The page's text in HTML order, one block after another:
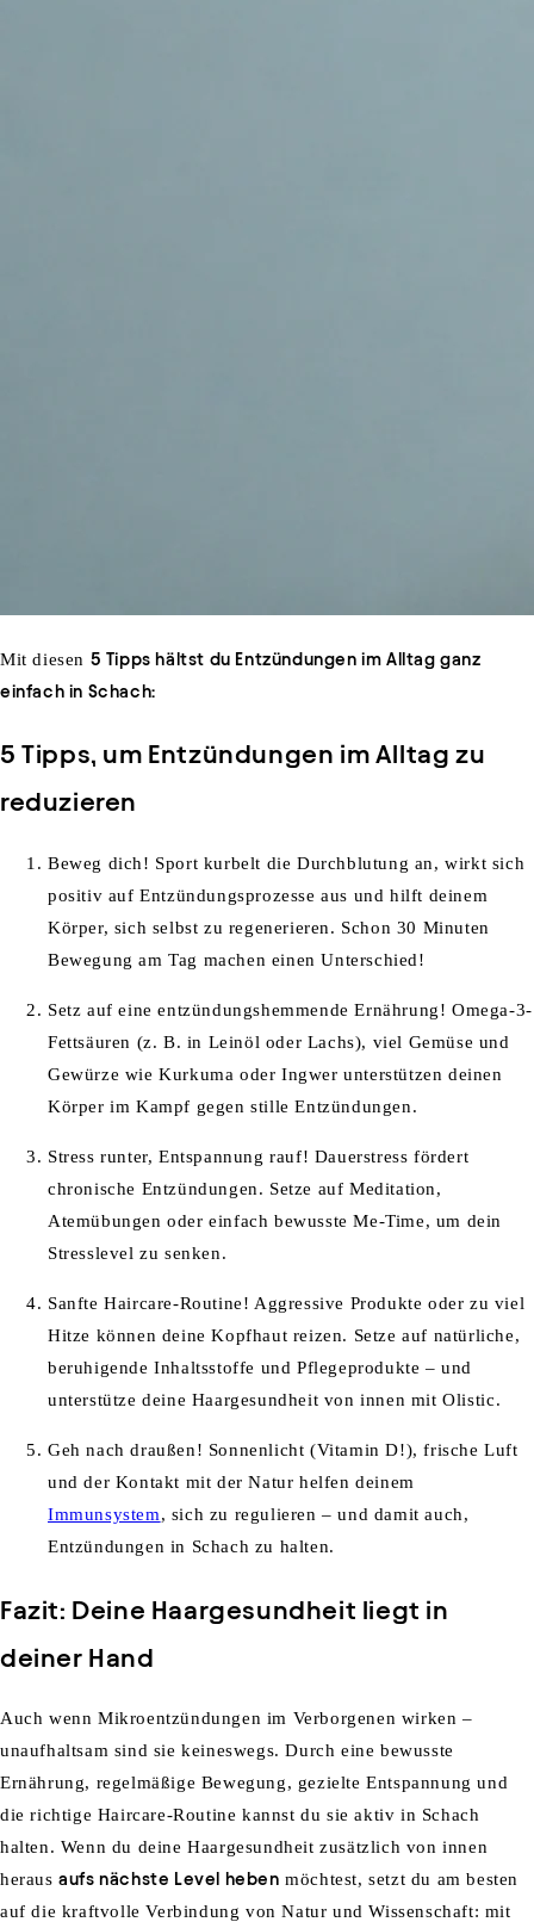
Mit diesen 5 Tipps hältst du Entzündungen im Alltag ganz
einfach in Schach:
5 Tipps, um Entzündungen im Alltag zu
reduzieren
Beweg dich! Sport kurbelt die Durchblutung an,wirkt sich
positiv auf Entzündungsprozesse aus und hilft deinem
Körper, sich selbst zu regenerieren. Schon 30 Minuten
Bewegung am Tag machen einen Unterschied!
Setz aufeine entzündungshemmende Ernährung! Omega-3-
Fettsäuren (z. B. in Leinöl oder Lachs), viel Gemüse und
Gewürze wie Kurkuma oder Ingwerunterstützen deinen
Körperim Kampf gegen stille Entzündungen.
Stressrunter,Entspannung rauf! Dauerstress fördert
chronische Entzündungen. Setze auf Meditation,
Atemübungen oder einfach bewusste Me-Time, um dein
Stresslevel zu senken.
Sanfte Haircare-Routine! Aggressive Produkteoder zu viel
Hitze können deine Kopfhaut reizen. Setze auf natürliche,
beruhigende Inhaltsstoffe undPflegeprodukte – und
unterstütze deine Haargesundheit voninnen mit Olistic.
Gehnach draußen! Sonnenlicht (Vitamin D!),frische Luft
und der Kontakt mit derNatur helfen deinem
Immunsystem, sich zu regulieren – und damit auch,
Entzündungen in Schach zu halten.
Fazit: Deine Haargesundheit liegt in
deiner Hand
Auch wenn Mikroentzündungen im Verborgenen wirken –
unaufhaltsam sind sie keineswegs. Durch eine bewusste
Ernährung, regelmäßige Bewegung, gezielte Entspannung und
die richtige Haircare-Routine kannst du sie aktiv in Schach
halten. Wenn du deine Haargesundheit zusätzlich von innen
herausaufs nächste Level heben möchtest, setzt du am besten
auf die kraftvolle Verbindung von Natur und Wissenschaft: mit